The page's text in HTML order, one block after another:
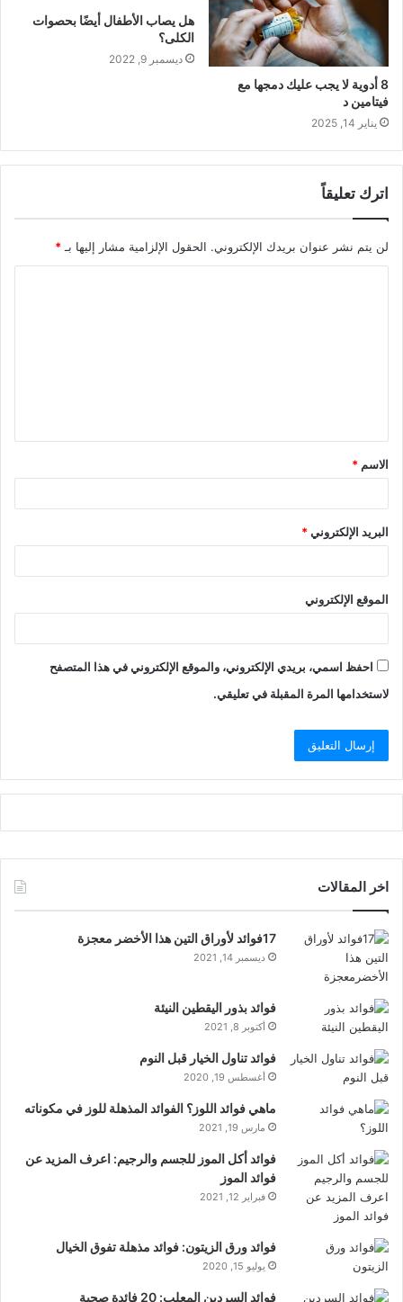
8 أدوية لا يجب عليك دمجها مع
فيتامين د
يناير 14, 2025
هل يصاب الأطفال أيضًا بحصوات
الكلى؟
ديسمبر 9, 2022
اترك تعليقاً
لن يتم نشر عنوان بريدك الإلكتروني. الحقول الإلزامية مشار إليها بـ *
ق
*
الاسم *
البريد الإلكتروني*
الموقع الإلكتروني
احفظ اسمي، بريدي الإلكتروني، والموقع الإلكتروني في هذا المتصفح
لاستخدامها المرة المقبلة في تعليقي.
اخر المقالات
17فوائد لأوراق التين هذا الأخضر معجزة
ديسمبر 14, 2021
فوائد بذور اليقطين النيئة
أكتوبر 8, 2021
فوائد تناول الخيار قبل النوم
أغسطس 19, 2020
ماهي فوائد اللوز؟ الفوائد المذهلة للوز في مكوناته
مارس 19, 2021
فوائد أكل الموز للجسم والرجيم: اعرف المزيد عن
فوائد الموز
فبراير 12, 2021
فوائد ورق الزيتون: فوائد مذهلة تفوق الخيال
يوليو 15, 2020
فوائد السردين المعلب: 20 فائدة صحية